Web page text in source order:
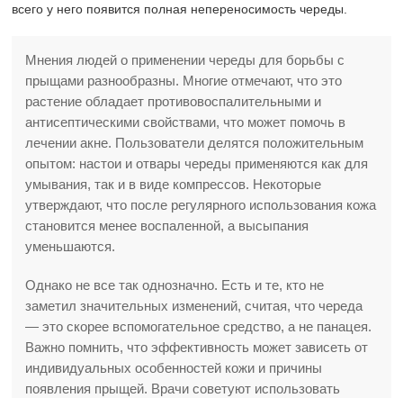
всего у него появится полная непереносимость череды.
Мнения людей о применении череды для борьбы с
прыщами разнообразны. Многие отмечают, что это
растение обладает противовоспалительными и
антисептическими свойствами, что может помочь в
лечении акне. Пользователи делятся положительным
опытом: настои и отвары череды применяются как для
умывания, так и в виде компрессов. Некоторые
утверждают, что после регулярного использования кожа
становится менее воспаленной, а высыпания
уменьшаются.
Однако не все так однозначно. Есть и те, кто не
заметил значительных изменений, считая, что череда
— это скорее вспомогательное средство, а не панацея.
Важно помнить, что эффективность может зависеть от
индивидуальных особенностей кожи и причины
появления прыщей. Врачи советуют использовать